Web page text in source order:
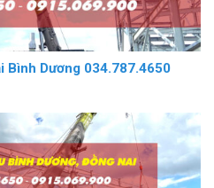
Bình Dương 034.787.4650